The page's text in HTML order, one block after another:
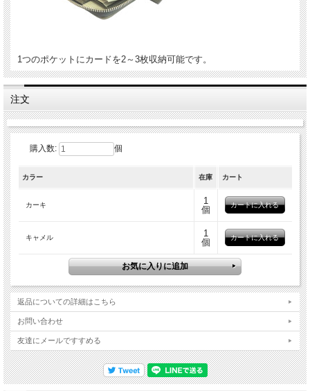
1つのポケットにカードを2～3枚収納可能です。
注文
購入数: 個
カラー 在庫 カート
カーキ
1
個
キャメル
1
個
返品についての詳細はこちら
お問い合わせ
友達にメールですすめる